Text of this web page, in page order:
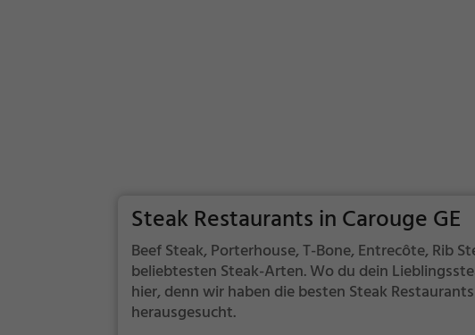
Steak Restaurants in Carouge GE
Beef Steak, Porterhouse, T-Bone, Entrecôte, Rib
beliebtesten Steak-Arten. Wo du dein
hier, denn wir haben die besten Steak
herausgesucht.